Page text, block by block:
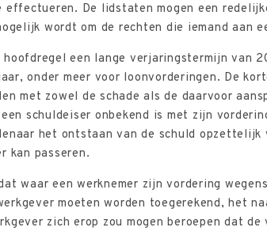
effectueren. De lidstaten mogen een
wordt om de rechten die iemand aan
een lange verjaringstermijn van
onder meer voor loonvorderingen. De
met zowel de schade als de daarvoor
schuldeiser onbekend is met zijn
het ontstaan van de schuld opzettelijk
kan passeren.
waar een werknemer zijn vordering
moeten worden toegerekend, het
zich erop zou mogen beroepen dat